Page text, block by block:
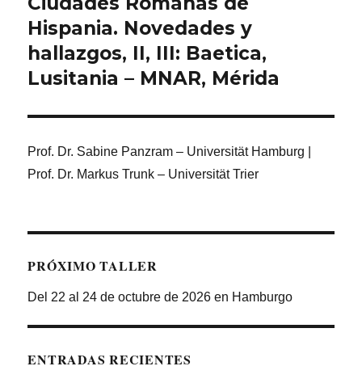
siguiente:
Hispania. Novedades y
hallazgos, II, III: Baetica,
Lusitania – MNAR, Mérida
Prof. Dr. Sabine Panzram – Universität Hamburg |
Prof. Dr. Markus Trunk – Universität Trier
PRÓXIMO TALLER
Del 22 al 24 de octubre de 2026 en Hamburgo
ENTRADAS RECIENTES